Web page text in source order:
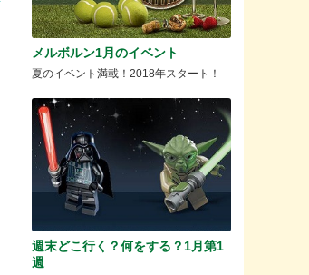
メルボルン1月のイベント
夏のイベント満載！2018年スタート！
週末どこ行く？何をする？1月第1
週